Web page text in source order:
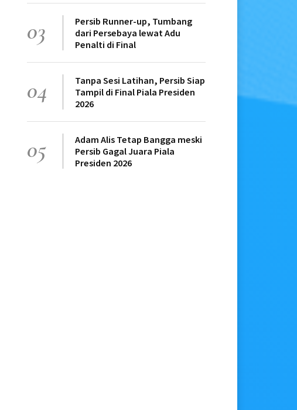
03
Persib Runner-up, Tumbang
dari Persebaya lewat Adu
Penalti di Final
04
Tanpa Sesi Latihan, Persib Siap
Tampil di Final Piala Presiden
2026
05
Adam Alis Tetap Bangga meski
Persib Gagal Juara Piala
Presiden 2026